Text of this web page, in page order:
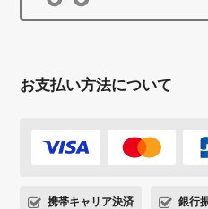
お支払い方法について
携帯キャリア決済 銀行